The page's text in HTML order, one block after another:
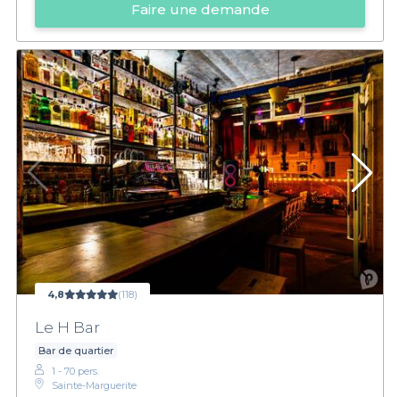
Faire une demande
4,8 (118)
Le H Bar
Bar de quartier
1 - 70 pers.
Sainte-Marguerite